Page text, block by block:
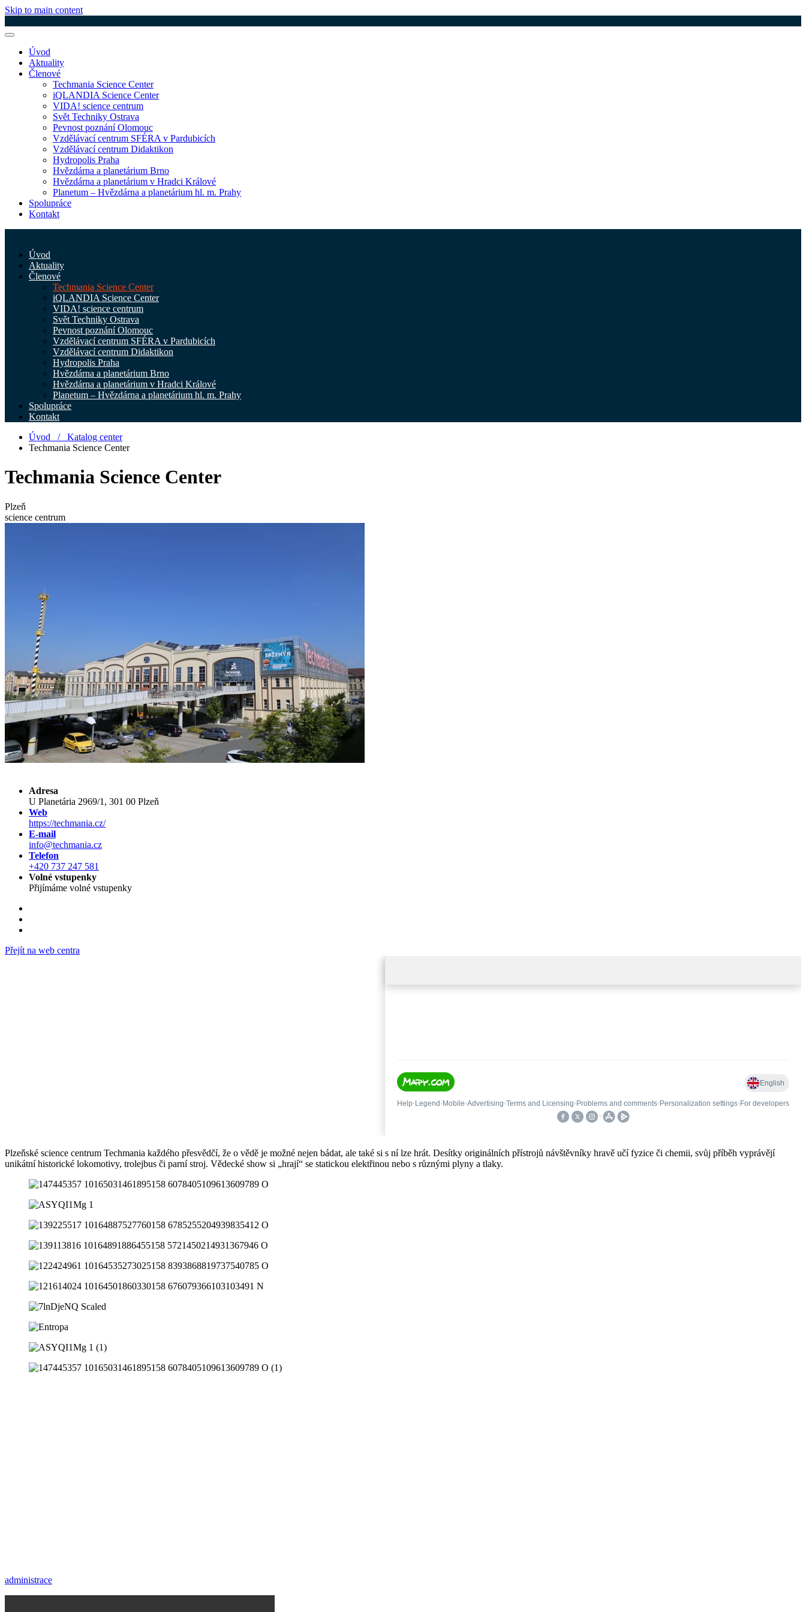
Skip to main content
Úvod
Aktuality
Členové
Techmania Science Center
iQLANDIA Science Center
VIDA! science centrum
Svět Techniky Ostrava
Pevnost poznání Olomouc
Vzdělávací centrum SFÉRA v Pardubicích
Vzdělávací centrum Didaktikon
Hydropolis Praha
Hvězdárna a planetárium Brno
Hvězdárna a planetárium v Hradci Králové
Planetum – Hvězdárna a planetárium hl. m. Prahy
Spolupráce
Kontakt
Úvod
Aktuality
Členové
Techmania Science Center
iQLANDIA Science Center
VIDA! science centrum
Svět Techniky Ostrava
Pevnost poznání Olomouc
Vzdělávací centrum SFÉRA v Pardubicích
Vzdělávací centrum Didaktikon
Hydropolis Praha
Hvězdárna a planetárium Brno
Hvězdárna a planetárium v Hradci Králové
Planetum – Hvězdárna a planetárium hl. m. Prahy
Spolupráce
Kontakt
Úvod / Katalog center
Techmania Science Center
Techmania Science Center
Plzeň
science centrum
Adresa
U Planetária 2969/1, 301 00 Plzeň
Web
https://techmania.cz/
E-mail
info@techmania.cz
Telefon
+420 737 247 581
Volné vstupenky
Přijímáme volné vstupenky
Přejít na web centra
Plzeňské science centrum Techmania každého přesvědčí, že o vědě je možné nejen bádat, ale také si s ní lze hrát. Desítky originálních přístrojů návštěvníky hravě učí fyzice či chemii, svůj příběh vyprávějí
unikátní historické lokomotivy, trolejbus či parní stroj. Vědecké show si „hrají“ se statickou elektřinou nebo s různými plyny a tlaky.
administrace